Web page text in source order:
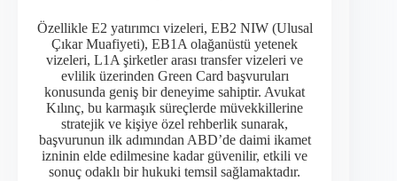
Özellikle E2 yatırımcı vizeleri, EB2 NIW (Ulusal
Çıkar Muafiyeti), EB1A olağanüstü yetenek
vizeleri, L1A şirketler arası transfer vizeleri ve
evlilik üzerinden Green Card başvuruları
konusunda geniş bir deneyime sahiptir. Avukat
Kılınç, bu karmaşık süreçlerde müvekkillerine
stratejik ve kişiye özel rehberlik sunarak,
başvurunun ilk adımından ABD’de daimi ikamet
izninin elde edilmesine kadar güvenilir, etkili ve
sonuç odaklı bir hukuki temsil sağlamaktadır.